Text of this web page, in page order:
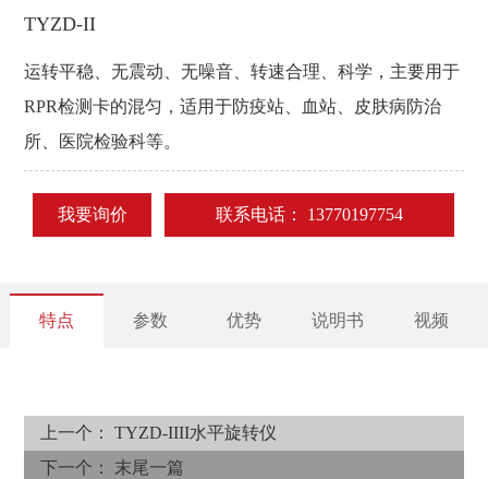
TYZD-II
运转平稳、无震动、无噪音、转速合理、科学，主要用于
RPR检测卡的混匀，适用于防疫站、血站、皮肤病防治
所、医院检验科等。
我要询价 联系电话： 13770197754
特点 参数 优势 说明书 视频
上一个：TYZD-IIII水平旋转仪
下一个： 末尾一篇